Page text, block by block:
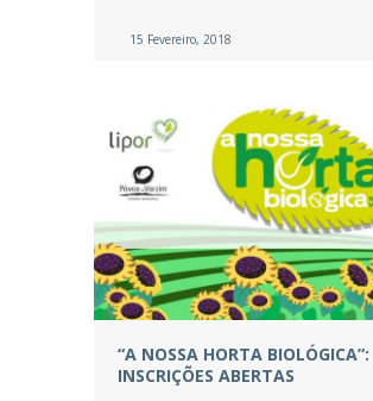
15 Fevereiro, 2018
“A NOSSA HORTA BIOLÓGICA”:
INSCRIÇÕES ABERTAS